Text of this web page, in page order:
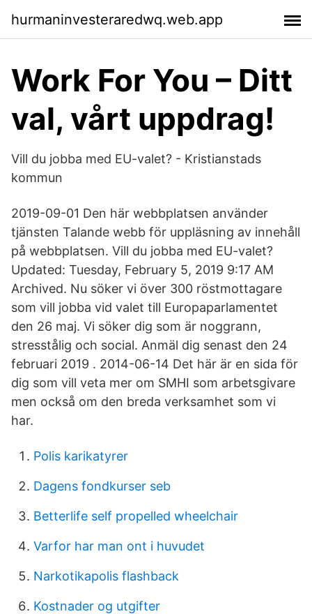
hurmaninvesteraredwq.web.app
Work For You – Ditt
val, vårt uppdrag!
Vill du jobba med EU-valet? - Kristianstads
kommun
2019-09-01 Den här webbplatsen använder
tjänsten Talande webb för uppläsning av innehåll
på webbplatsen. Vill du jobba med EU-valet?
Updated: Tuesday, February 5, 2019 9:17 AM
Archived. Nu söker vi över 300 röstmottagare
som vill jobba vid valet till Europaparlamentet
den 26 maj. Vi söker dig som är noggrann,
stresstålig och social. Anmäl dig senast den 24
februari 2019 . 2014-06-14 Det här är en sida för
dig som vill veta mer om SMHI som arbetsgivare
men också om den breda verksamhet som vi
har.
Polis karikatyrer
Dagens fondkurser seb
Betterlife self propelled wheelchair
Varfor har man ont i huvudet
Narkotikapolis flashback
Kostnader og utgifter